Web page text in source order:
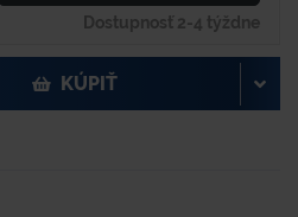
Dostupnosť 2-4 týždne
KÚPIŤ